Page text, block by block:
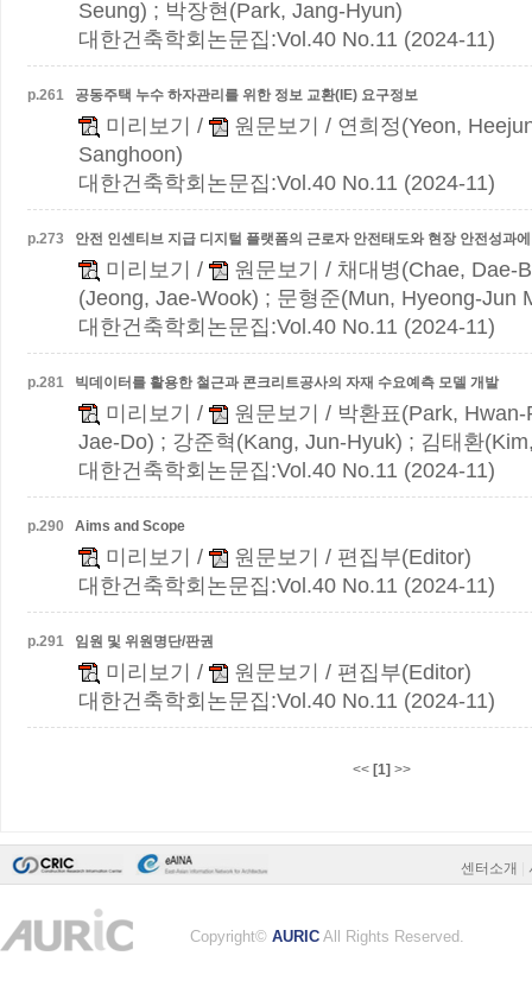
Seung) ; 박장현(Park, Jang-Hyun)
대한건축학회논문집:Vol.40 No.11 (2024-11)
p.261 공동주택 누수 하자관리를 위한 정보 교환(IE) 요구정보
미리보기 / 원문보기
/ 연희정(Yeon,
Sanghoon)
대한건축학회논문집:Vol.40 No.11 (2024-11)
p.273 안전 인센티브 지급 디지털 플랫폼의 근로자 안전태도와 현장 안전성과
미리보기 / 원문보기
/ 채대병(Chae, Dae-
(Jeong, Jae-Wook) ; 문형준(Mun, Hyeong-Jun
대한건축학회논문집:Vol.40 No.11 (2024-11)
p.281 빅데이터를 활용한 철근과 콘크리트공사의 자재 수요예측 모델 개발
미리보기 / 원문보기
/ 박환표(Park,
Jae-Do) ; 강준혁(Kang, Jun-Hyuk) ; 김태환
대한건축학회논문집:Vol.40 No.11 (2024-11)
p.290 Aims and Scope
미리보기 / 원문보기
/ 편집부(Editor)
대한건축학회논문집:Vol.40 No.11 (2024-11)
p.291 임원 및 위원명단/판권
미리보기 / 원문보기
/ 편집부(Editor)
대한건축학회논문집:Vol.40 No.11 (2024-11)
<< [1] >>
센터소개
Copyright© AURIC All Rights Reserved.